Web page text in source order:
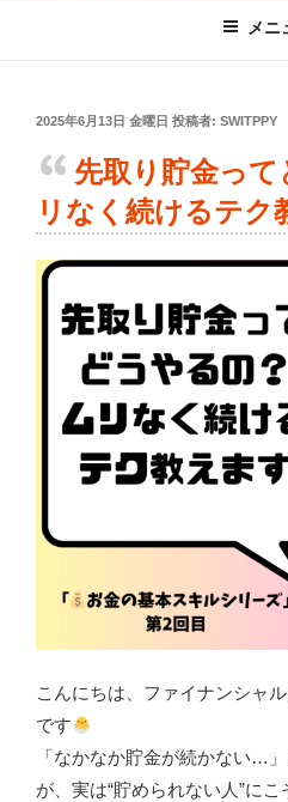
メニ
2025年6月13日 金曜日 投稿者: SWITPPY
先取り貯金っ
リなく続けるテク
こんにちは、ファイナンシャ
です
「なかなか貯金が続かない…
が、実は“貯められない人”に